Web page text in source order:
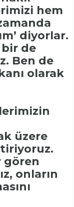
hem
diyorlar.
bir de
Ben de
olarak
üzere
gören
onların